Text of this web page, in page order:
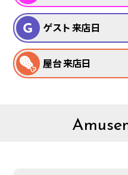
ゲスト 来店日
屋台 来店日